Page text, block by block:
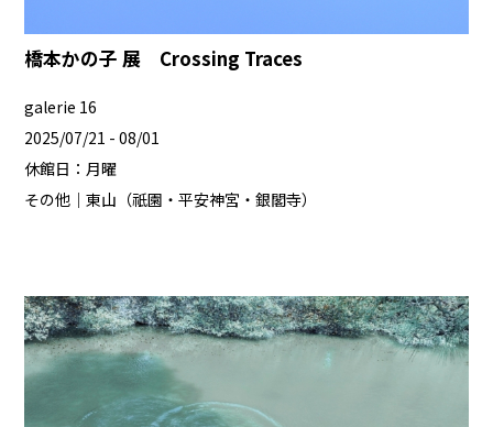
橋本かの子 展 Crossing Traces
galerie 16
2025/07/21 - 08/01
休館日：月曜
その他｜東山（祇園・平安神宮・銀閣寺）